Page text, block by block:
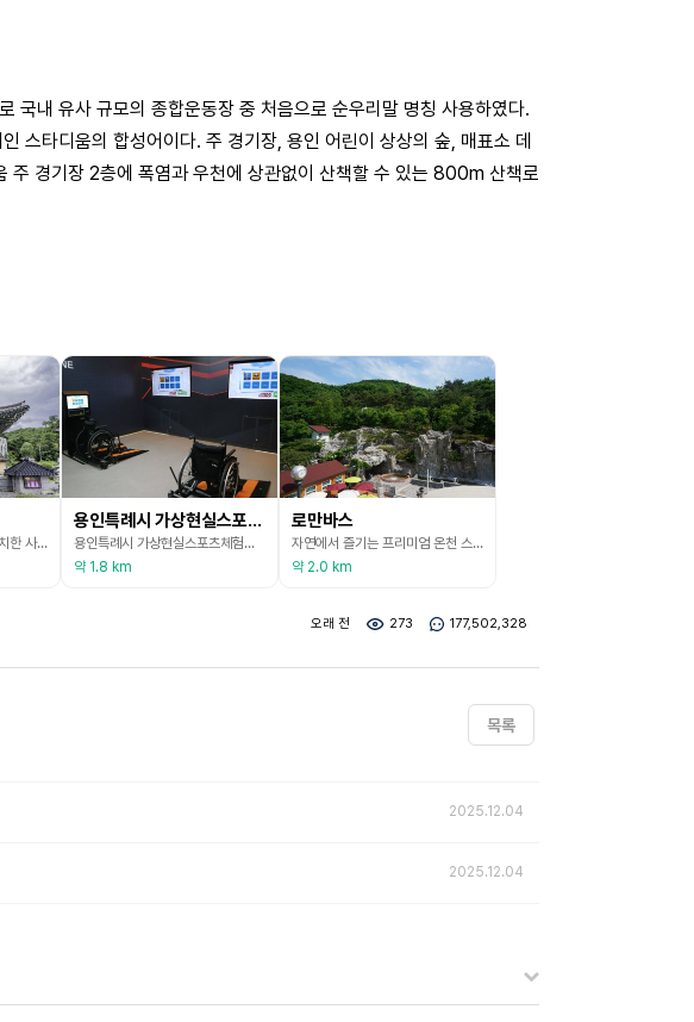
국내 유사 규모의 종합운동장 중 처음으로 순우리말 명칭 사용하였다.
스타디움의 합성어이다. 주 경기장, 용인 어린이 상상의 숲, 매표소 데
주 경기장 2층에 폭염과 우천에 상관없이 산책할 수 있는 800m 산책로
경기도 용인시 기흥구에 위치한 사찰이다. 보구정사란 부처님의 말씀과 법을 영원히 지키고 보호하겠다는 뜻이 담겨 있다. 무엇보다 보구정사는 7080 콘서트를 겸한 연빛 축제가 열리는 사찰로 유명하다. 7080년대 인기곡을 산사에 울리는 통기타 소리와 함께 즐길 수 있다. 빛의 축제인 루미나리에게 함께 열려 용인의 야경 명소로 사랑받는다.
용인특례시 가상현실스포츠체험센터
용인특례시 가상현실스포츠체험센터는 경기도 최초로 설립된 VR(Virtual Reality) 스포츠 체험 시설이다. 장애인과 비장애인 누구나 즐길 수 있도록 다양한 가상현실 스포츠를 체험할 수 있는 공간으로, 첨단 기술을 활용하여 재미와 건강을 동시에 만족시킬 수 있다.
약 1.8 km
로만바스
자연에서 즐기는 프리미엄 온천 스폿이다. 찜질방, 사우나, 목욕탕, 불한증막, 워터파크가 모여있다. 서울에서 가장 가까운 온천으로 다양한 부대시설과 편의시설로 전통과 현대를 아우르는 복합 온천문화 공간이다. 목욕과 온천욕을 즐겼던 로마인들이 영국을 지배하며 만든 공중목욕탕이 고대 도시 바스(Bath)의 기원이다. 주변 관광지로는 한국민속촌, 한택식물원, 와우정사, 백남준아트센터 등이 있다.
약 2.0 km
오래 전 273 177,502,328
목록
2025.12.04
2025.12.04